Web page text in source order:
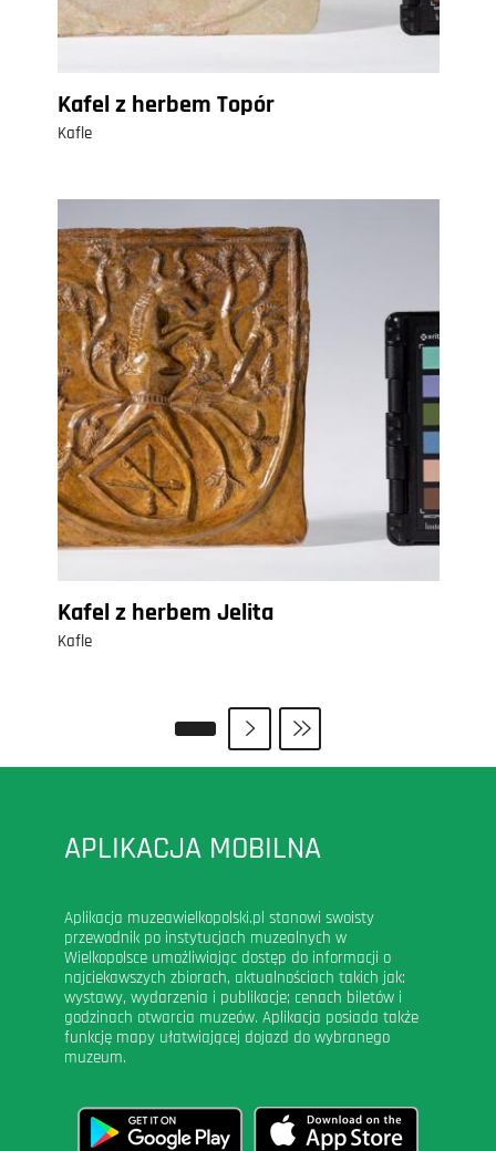
Kafel z herbem Topór
Kafle
Kafel z herbem Jelita
Kafle
APLIKACJA MOBILNA
Aplikacja muzeawielkopolski.pl stanowi swoisty
przewodnik po instytucjach muzealnych w
Wielkopolsce umożliwiając dostęp do informacji o
najciekawszych zbiorach, aktualnościach takich jak:
wystawy, wydarzenia i publikacje; cenach biletów i
godzinach otwarcia muzeów. Aplikacja posiada także
funkcję mapy ułatwiającej dojazd do wybranego
muzeum.